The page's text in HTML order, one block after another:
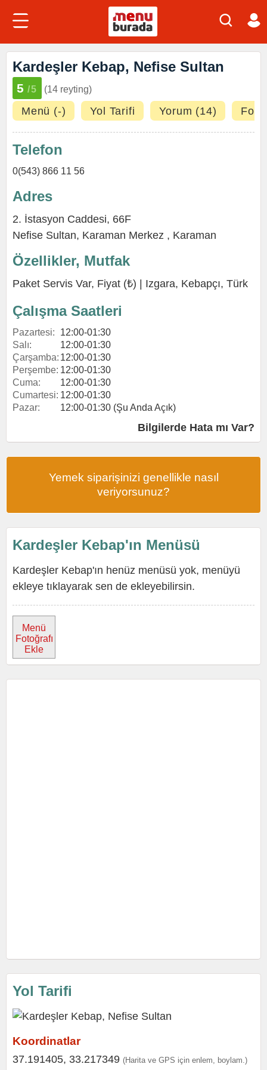
Kardeşler Kebap, Nefise Sultan
5 /5 (14 reyting)
Menü (-) Yol Tarifi Yorum (14)
Telefon
0(543) 866 11 56
Adres
2. İstasyon Caddesi, 66F
Nefise Sultan, Karaman Merkez , Karaman
Özellikler, Mutfak
Paket Servis Var, Fiyat (₺) | Izgara, Kebapçı, Türk
Çalışma Saatleri
Pazartesi:
12:00-01:30
Salı:
12:00-01:30
Çarşamba: 12:00-01:30
Perşembe: 12:00-01:30
Cuma:
12:00-01:30
Cumartesi: 12:00-01:30
Pazar:
12:00-01:30 (Şu Anda Açık)
Bilgilerde Hata mı Var?
Yemek siparişinizi genellikle nasıl
veriyorsunuz?
Kardeşler Kebap'ın Menüsü
Kardeşler Kebap'ın henüz menüsü yok, menüyü
ekleye tıklayarak sen de ekleyebilirsin.
Menü
Fotoğrafı
Ekle
Yol Tarifi
Koordinatlar
37.191405, 33.217349 (Harita ve GPS için enlem, boylam.)